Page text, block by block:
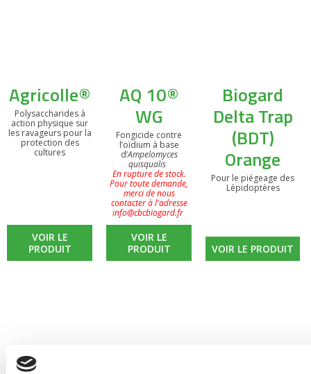
Agricolle®
Polysaccharides à
action physique sur
les ravageurs pour la
protection des
cultures
VOIR LE
PRODUIT
AQ 10®
WG
Fongicide contre
l’oïdium à base
d’Ampelomyces
quisqualis
En rupture de stock.
Pour toute demande,
merci de nous
contacter à l'adresse
info@cbcbiogard.fr
VOIR LE
PRODUIT
Biogard
Delta Trap
(BDT)
Orange
Pour le piégeage des
Lépidoptères
VOIR LE PRODUIT